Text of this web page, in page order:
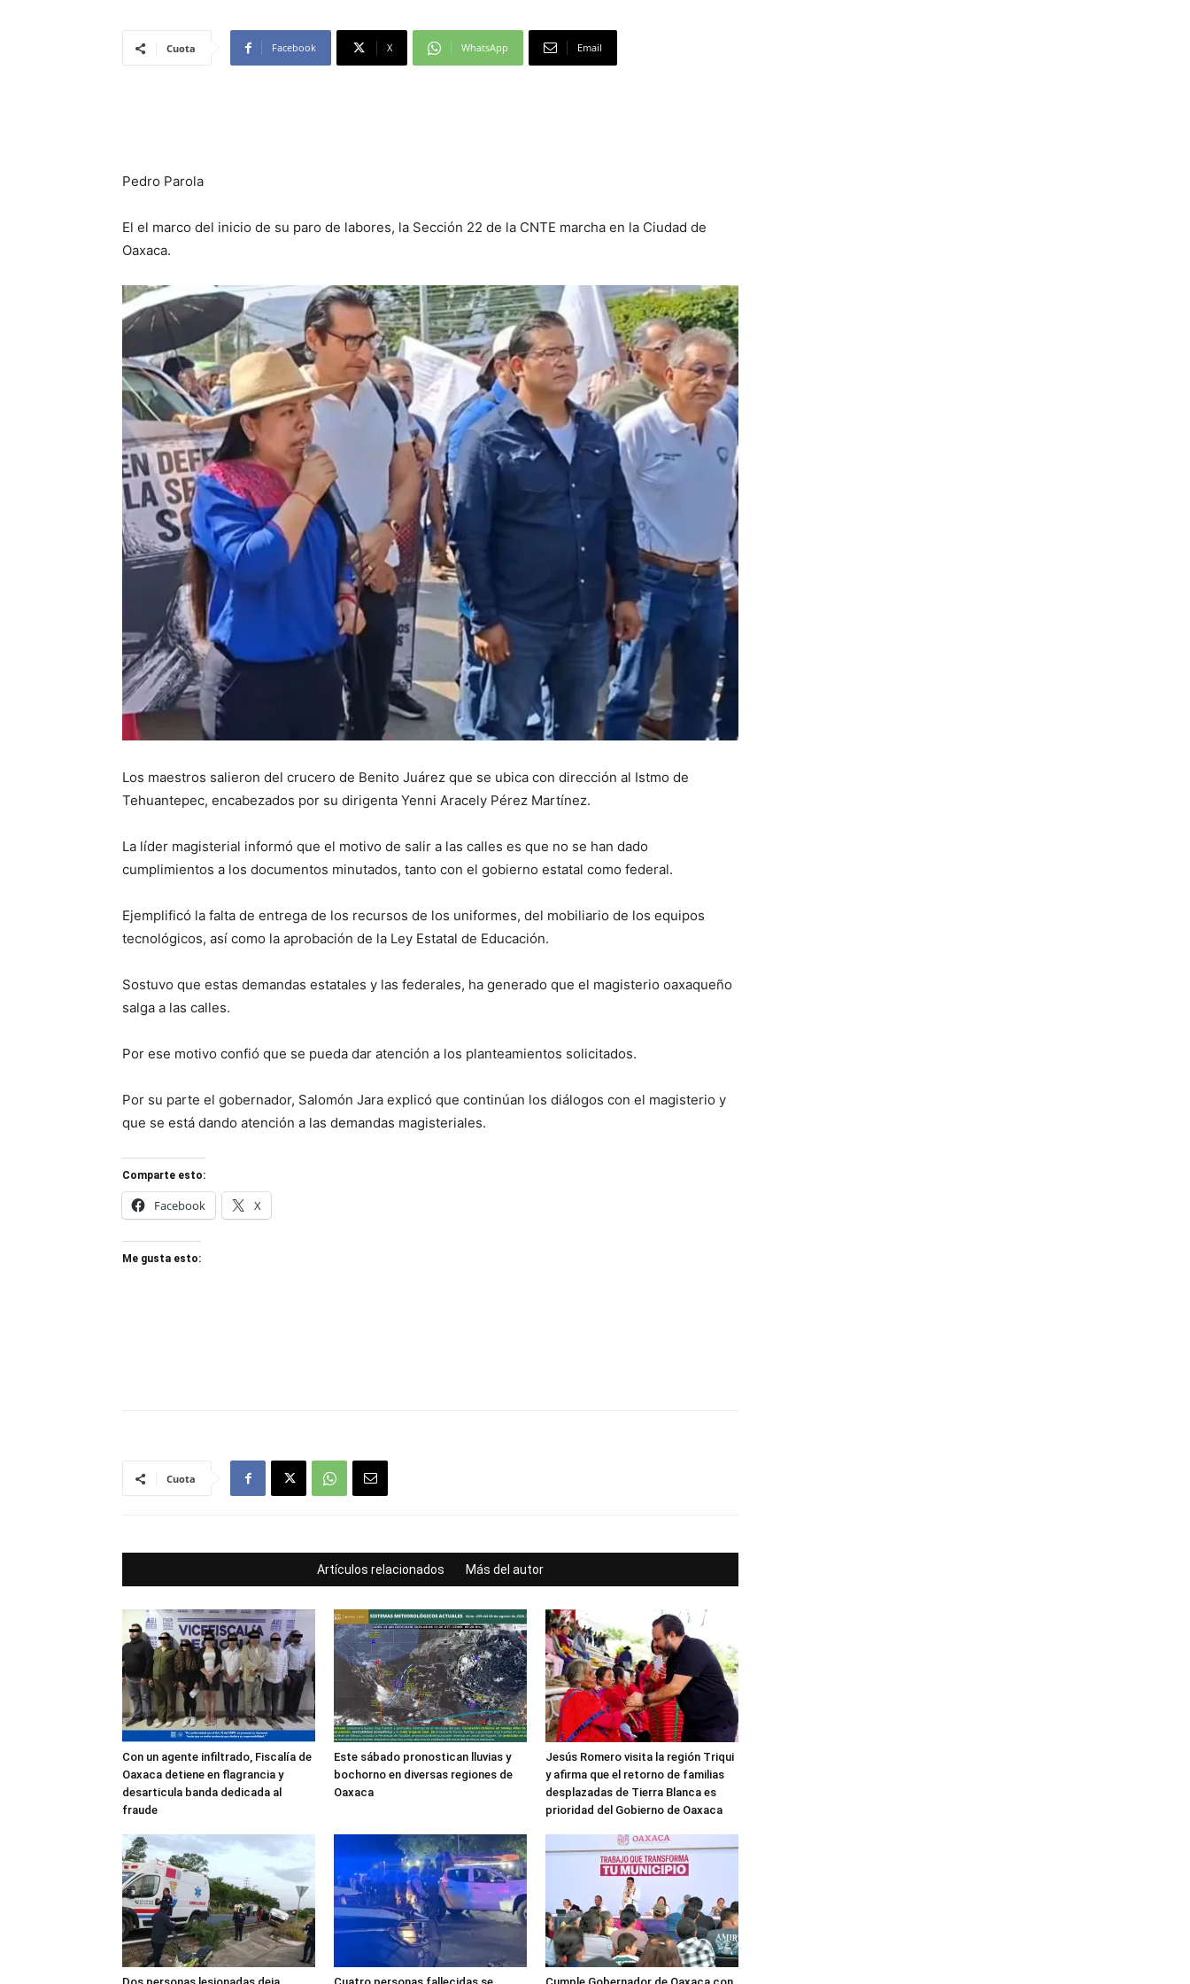
Cuota Facebook X WhatsApp Email
Pedro Parola
El el marco del inicio de su paro de labores, la Sección 22 de la CNTE marcha en la Ciudad de
Oaxaca.
Los maestros salieron del crucero de Benito Juárez que se ubica con dirección al Istmo de
Tehuantepec, encabezados por su dirigenta Yenni Aracely Pérez Martínez.
La líder magisterial informó que el motivo de salir a las calles es que no se han dado
cumplimientos a los documentos minutados, tanto con el gobierno estatal como federal.
Ejemplificó la falta de entrega de los recursos de los uniformes, del mobiliario de los equipos
tecnológicos, así como la aprobación de la Ley Estatal de Educación.
Sostuvo que estas demandas estatales y las federales, ha generado que el magisterio oaxaqueño
salga a las calles.
Por ese motivo confió que se pueda dar atención a los planteamientos solicitados.
Por su parte el gobernador, Salomón Jara explicó que continúan los diálogos con el magisterio y
que se está dando atención a las demandas magisteriales.
Comparte esto:
Facebook X
Me gusta esto:
Cuota
Artículos relacionados Más del autor
Con un agente infiltrado, Fiscalía de
Oaxaca detiene en flagrancia y
desarticula banda dedicada al
fraude
Este sábado pronostican lluvias y
bochorno en diversas regiones de
Oaxaca
Jesús Romero visita la región Triqui
y afirma que el retorno de familias
desplazadas de Tierra Blanca es
prioridad del Gobierno de Oaxaca